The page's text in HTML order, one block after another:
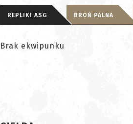
REPLIKI ASG BROŃ PALNA
Brak ekwipunku